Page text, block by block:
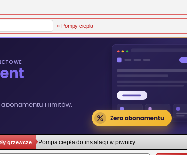
» Pompy ciepła
grzewcze Pompa ciepła do instalacji w piwnicy